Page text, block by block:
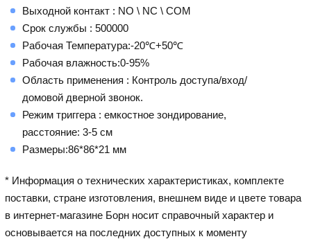
Выходной контакт : NO \ NC \ COM
Срок службы : 500000
Рабочая Температура:-20℃+50℃
Рабочая влажность:0-95%
Область применения : Контроль доступа/вход/
домовой дверной звонок.
Режим триггера : емкостное зондирование,
расстояние: 3-5 см
Размеры:86*86*21 мм
* Информация о технических характеристиках, комплекте
поставки, стране изготовления, внешнем виде и цвете товара
в интернет-магазине Борн носит справочный характер и
основывается на последних доступных к моменту